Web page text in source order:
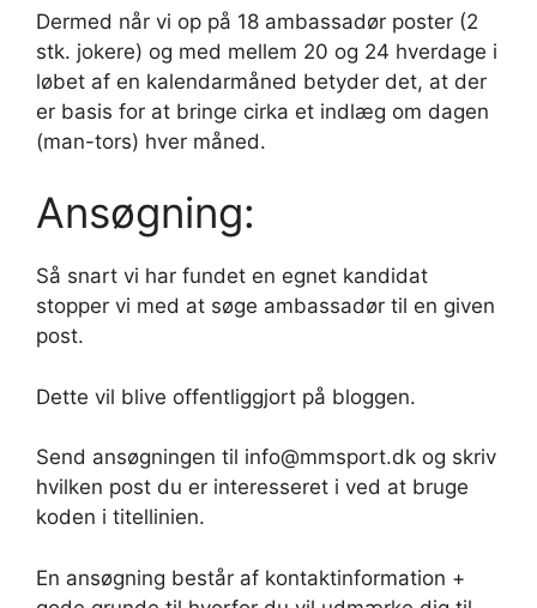
Dermed når vi op på 18 ambassadør poster (2
stk. jokere) og med mellem 20 og 24 hverdage i
løbet af en kalendarmåned betyder det, at der
er basis for at bringe cirka et indlæg om dagen
(man-tors) hver måned.
Ansøgning:
Så snart vi har fundet en egnet kandidat
stopper vi med at søge ambassadør til en given
post.
Dette vil blive offentliggjort på bloggen.
Send ansøgningen til info@mmsport.dk og skriv
hvilken post du er interesseret i ved at bruge
koden i titellinien.
En ansøgning består af kontaktinformation +